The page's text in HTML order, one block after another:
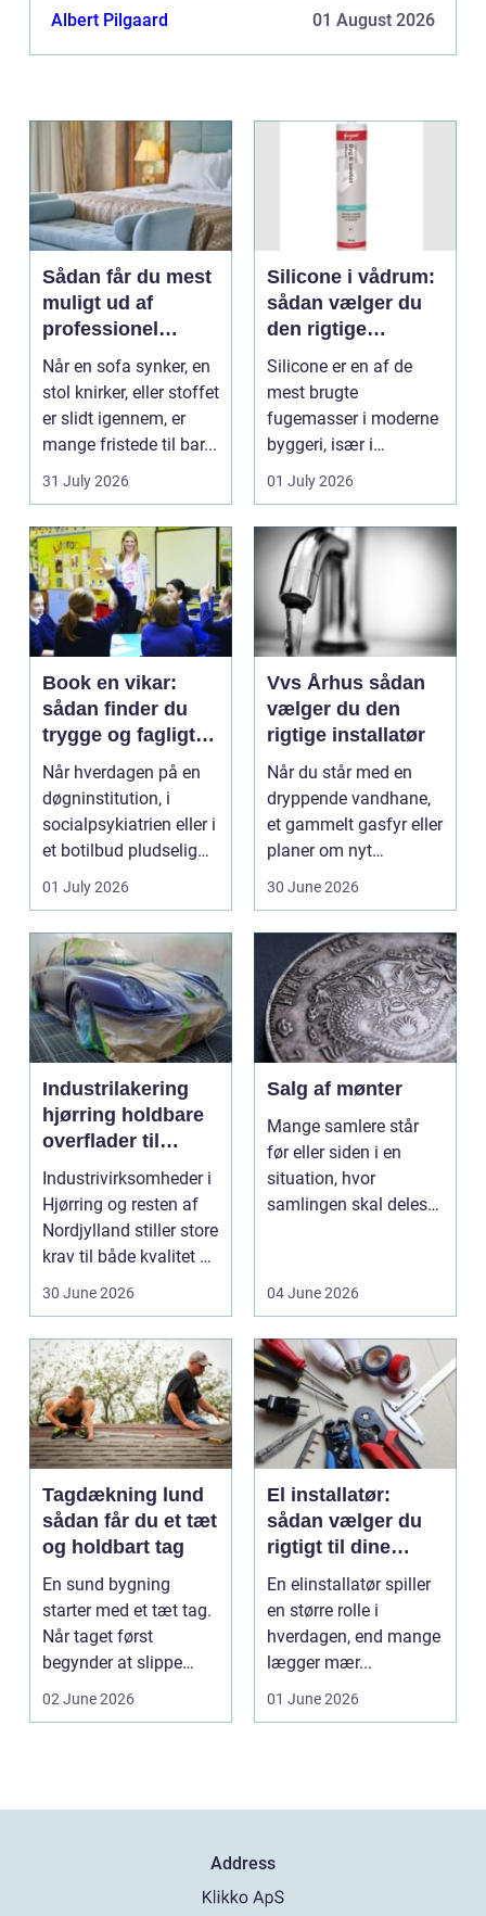
det afgørende med en professionel og pålidelig
Albert Pilgaard 01 August 2026
Sådan får du mest
muligt ud af
professionel
møbelpolstring
Når en sofa synker, en
stol knirker, eller stoffet
er slidt igennem, er
mange fristede til bar...
31 July 2026
Silicone i vådrum:
sådan vælger du
den rigtige
fugemasse
Silicone er en af de
mest brugte
fugemasser i moderne
byggeri, især i
badeværelser,
køkkener og andr...
01 July 2026
Book en vikar:
sådan finder du
trygge og fagligt
stærke løsninger
Når hverdagen på en
døgninstitution, i
socialpsykiatrien eller i
et botilbud pludselig
ændrer sig, k...
01 July 2026
Vvs Århus sådan
vælger du den
rigtige installatør
Når du står med en
dryppende vandhane,
et gammelt gasfyr eller
planer om nyt
badeværelse, bliver
30 June 2026
Industrilakering
hjørring holdbare
overflader til
industri og erhverv
Industrivirksomheder i
Hjørring og resten af
Nordjylland stiller store
krav til både kvalitet og
hol...
30 June 2026
Salg af mønter
Mange samlere står
før eller siden i en
situation, hvor
samlingen skal deles
04 June 2026
Tagdækning lund
sådan får du et tæt
og holdbart tag
En sund bygning
starter med et tæt tag.
Når taget først
begynder at slippe
vand ind, kan skaderne
02 June 2026
El installatør:
sådan vælger du
rigtigt til dine
elinstallationer
En elinstallatør spiller
en større rolle i
hverdagen, end mange
lægger mær...
01 June 2026
Address